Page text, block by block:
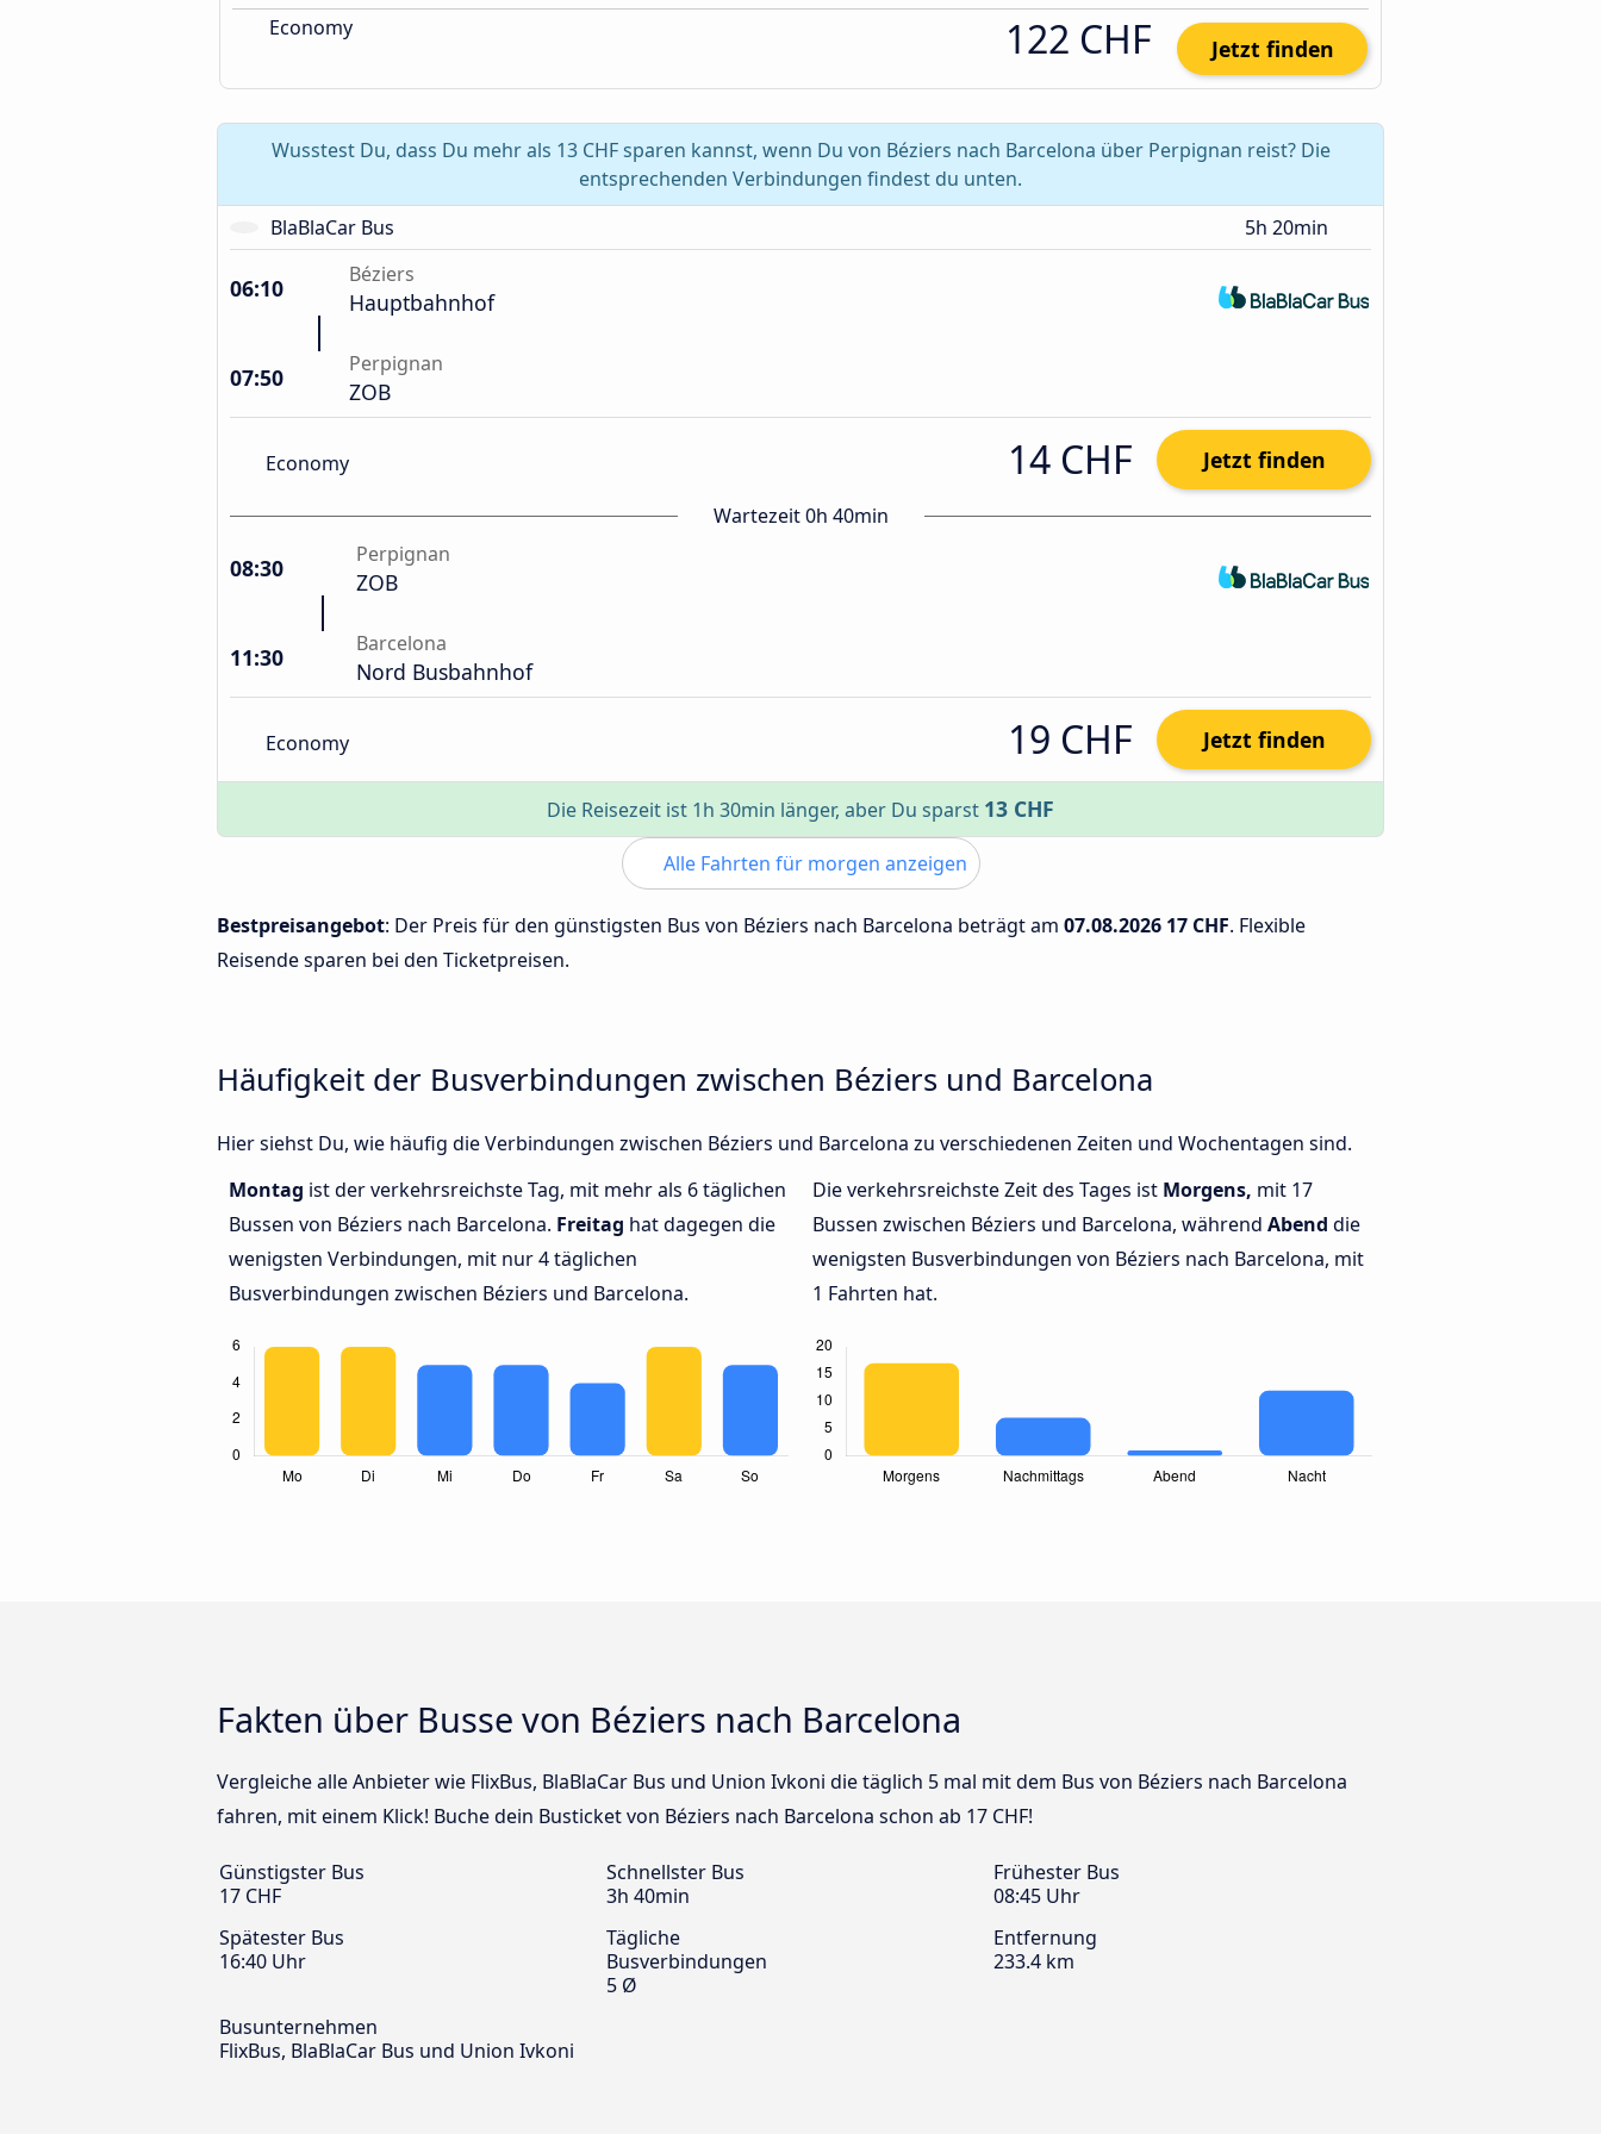
Economy 122 CHF Jetzt finden
Wusstest Du, dass Du mehr als 13 CHF sparen kannst, wenn Du von Béziers nach Barcelona über Perpignan reist? Die
entsprechenden Verbindungen findest du unten.
BlaBlaCar Bus
5h 20min
06:10 Béziers
Hauptbahnhof
07:50 Perpignan
ZOB
Economy 14 CHF Jetzt finden
Wartezeit 0h 40min
08:30 Perpignan
ZOB
11:30 Barcelona
Nord Busbahnhof
Economy 19 CHF Jetzt finden
Die Reisezeit ist 1h 30min länger, aber Du sparst 13 CHF
Alle Fahrten für morgen anzeigen
Bestpreisangebot: Der Preis für den günstigsten Bus von Béziers nach Barcelona beträgt am 07.08.2026 17 CHF. Flexible
Reisende sparen bei den Ticketpreisen.
Häufigkeit der Busverbindungen zwischen Béziers und Barcelona
Hier siehst Du, wie häufig die Verbindungen zwischen Béziers und Barcelona zu verschiedenen Zeiten und Wochentagen sind.
Montag ist der verkehrsreichste Tag, mit mehr als 6 täglichen
Bussen von Béziers nach Barcelona. Freitag hat dagegen die
wenigsten Verbindungen, mit nur 4 täglichen
Busverbindungen zwischen Béziers und Barcelona.
Die verkehrsreichste Zeit des Tages ist Morgens, mit 17
Bussen zwischen Béziers und Barcelona, während Abend die
wenigsten Busverbindungen von Béziers nach Barcelona, mit
1 Fahrten hat.
Fakten über Busse von Béziers nach Barcelona
Vergleiche alle Anbieter wie FlixBus, BlaBlaCar Bus und Union Ivkoni die täglich 5 mal mit dem Bus von Béziers nach Barcelona
fahren, mit einem Klick! Buche dein Busticket von Béziers nach Barcelona schon ab 17 CHF!
Günstigster Bus
17 CHF
Schnellster Bus
3h 40min
Frühester Bus
08:45 Uhr
Spätester Bus
16:40 Uhr
Tägliche
Busverbindungen
5 Ø
Entfernung
233.4 km
Busunternehmen
FlixBus, BlaBlaCar Bus und Union Ivkoni